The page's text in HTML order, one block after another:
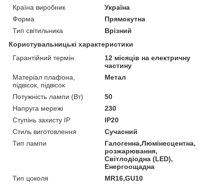
Країна виробник
Україна
Форма
Прямокутна
Тип світильника
Врізний
Користувальницькі характеристики
Гарантійний термін
12 місяців на електричну
частину
Матеріал плафона,
підвісок, підвісок
Метал
Потужність лампи (Вт)
50
Напруга мережі
230
Ступінь захисту IP
IP20
Стиль виготовлення
Сучасний
Тип лампи
Галогенна,Люмінесцентна,
розжарювання,
Світлодіодна (LED),
Енергоощадна
Тип цоколя
MR16,GU10